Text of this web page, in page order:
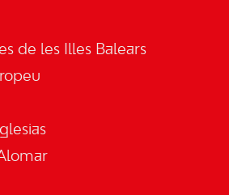
de les Illes Balears